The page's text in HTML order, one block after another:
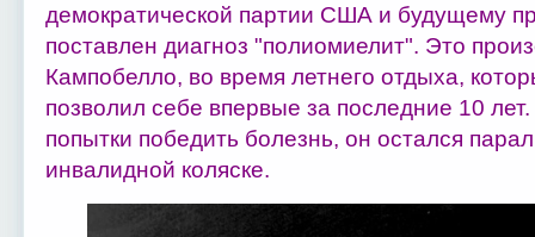
демократической партии США и будущему
поставлен диагноз "полиомиелит". Это
Кампобелло, во время летнего отдыха,
позволил себе впервые за последние 10
попытки победить болезнь, он остался
инвалидной коляске.